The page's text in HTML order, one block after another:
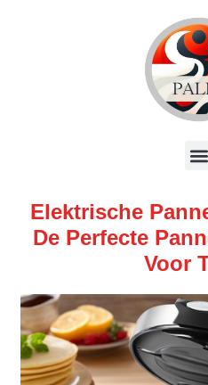
Elektrische
De Perfecte
Voor